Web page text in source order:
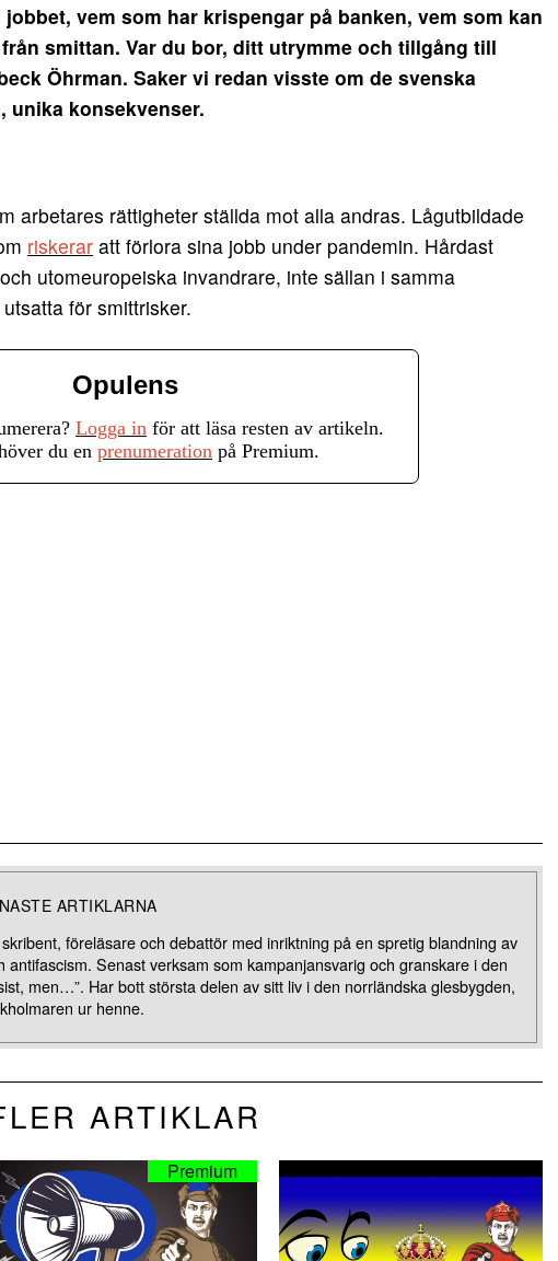
vem som har krispengar på banken, vem som kan
smittan. Var du bor, ditt utrymme och tillgång till
Öhrman. Saker vi redan visste om de svenska
unika konsekvenser.
arbetares rättigheter ställda mot alla andras. Lågutbildade
riskerar att förlora sina jobb under pandemin. Hårdast
utomeuropeiska invandrare, inte sällan i samma
för smittrisker.
Opulens
Logga in för att läsa resten av artikeln.
du en prenumeration på Premium.
ARTIKLARNA
föreläsare och debattör med inriktning på en spretig blandning av
Senast verksam som kampanjansvarig och granskare i den
men…”. Har bott största delen av sitt liv i den norrländska glesbygden,
ur henne.
ARTIKLAR